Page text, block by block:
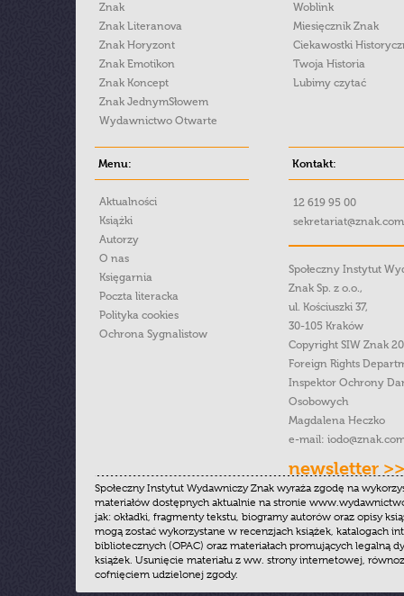
Znak
Znak Literanova
Znak Horyzont
Znak Emotikon
Znak Koncept
Znak JednymSłowem
Wydawnictwo Otwarte
Woblink
Miesięcznik Znak
Ciekawostki
Twoja Historia
Lubimy czytać
Menu:
Aktualności
Książki
Autorzy
O nas
Księgarnia
Poczta literacka
Polityka cookies
Ochrona Sygnalistow
Kontakt:
12 619 95 00
Społeczny Instytut
Znak Sp. z o.o.,
ul. Kościuszki 37,
30-105 Kraków
Copyright SIW Znak
Foreign Rights
Inspektor Ochrony
Osobowych
Magdalena Heczko
e-mail:
newsletter >>
Społeczny Instytut Wydawniczy Znak wyraża zgodę na
materiałów dostępnych aktualnie na stronie
jak: okładki, fragmenty tekstu, biogramy autorów oraz opisy
mogą zostać wykorzystane w recenzjach książek, katalogach
bibliotecznych (OPAC) oraz materiałach promujących legalną
książek. Usunięcie materiału z ww. strony internetowej,
cofnięciem udzielonej zgody.